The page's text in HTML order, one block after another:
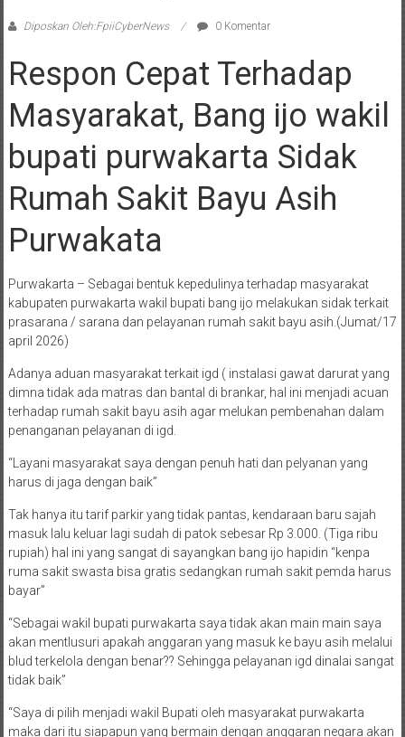
Diposkan Oleh:FpiiCyberNews 0 Komentar
Respon Cepat Terhadap
Masyarakat, Bang ijo wakil
bupati purwakarta Sidak
Rumah Sakit Bayu Asih
Purwakata
Purwakarta – Sebagai bentuk kepedulinya terhadap masyarakat
kabupaten purwakarta wakil bupati bang ijo melakukan sidak terkait
prasarana / sarana dan pelayanan rumah sakit bayu asih.(Jumat/17
april 2026)
Adanya aduan masyarakat terkait igd ( instalasi gawat darurat yang
dimna tidak ada matras dan bantal di brankar, hal ini menjadi acuan
terhadap rumah sakit bayu asih agar melukan pembenahan dalam
penanganan pelayanan di igd.
“Layani masyarakat saya dengan penuh hati dan pelyanan yang
harus di jaga dengan baik”
Tak hanya itu tarif parkir yang tidak pantas, kendaraan baru sajah
masuk lalu keluar lagi sudah di patok sebesar Rp 3.000. (Tiga ribu
rupiah) hal ini yang sangat di sayangkan bang ijo hapidin “kenpa
ruma sakit swasta bisa gratis sedangkan rumah sakit pemda harus
bayar”
“Sebagai wakil bupati purwakarta saya tidak akan main main saya
akan mentlusuri apakah anggaran yang masuk ke bayu asih melalui
blud terkelola dengan benar?? Sehingga pelayanan igd dinalai sangat
tidak baik”
“Saya di pilih menjadi wakil Bupati oleh masyarakat purwakarta
maka dari itu siapapun yang bermain dengan anggaran negara akan